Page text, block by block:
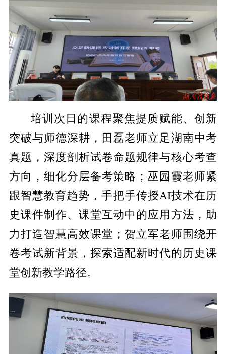
培训次日的课程聚焦提质赋能、创新
突破与师德深耕，田磊老师立足湖南中考
真题，深度剖析试卷命题规律与核心考查
方向，细化分层备考策略；巫园霞老师紧
跟智慧教育趋势，手把手传授AI技术在历
史课件制作、课堂互动中的应用方法，助
力打造智慧高效课堂；贺立军老师围绕开
卷考试新背景，探索适配新时代的历史课
堂创新教学路径。